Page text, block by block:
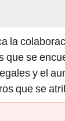
la
que se
y el
que se